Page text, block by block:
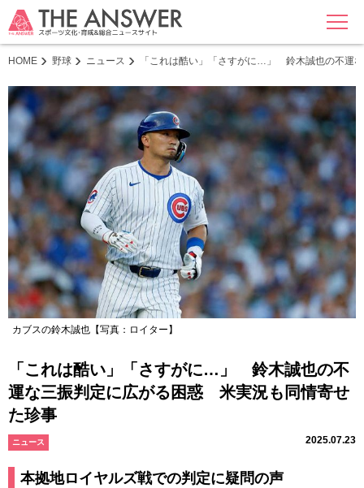
MENU
HOME 野球 ニュース 「これは酷い」「さすがに…」 鈴木誠也の不運
カブスの鈴木誠也【写真：ロイター】
「これは酷い」「さすがに…」 鈴木誠也の不
運な三振判定に広がる困惑 米実況も同情寄せ
た珍事
ニュース 2025.07.23
本拠地ロイヤルズ戦での判定に疑問の声